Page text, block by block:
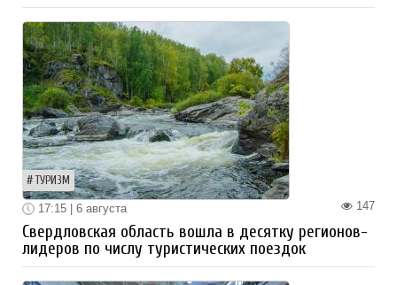
ТУРИЗМ
147
17:15 | 6 августа
Свердловская область вошла в десятку регионов-
лидеров по числу туристических поездок